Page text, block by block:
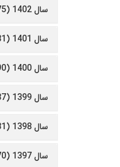
سال 1402 (175)
سال 1401 (81)
سال 1400 (90)
سال 1399 (87)
سال 1398 (131)
سال 1397 (70)